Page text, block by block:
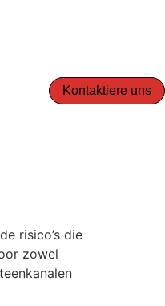
Kontaktiere uns
risico’s die
zowel